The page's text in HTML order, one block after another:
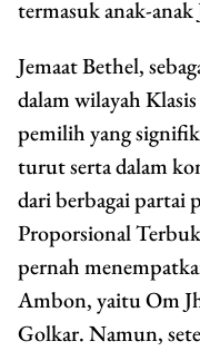
termasuk anak-anak
Jemaat Bethel,
dalam wilayah
pemilih yang
turut serta dalam
dari berbagai partai
Proporsional
pernah
Ambon, yaitu Om
Golkar. Namun,